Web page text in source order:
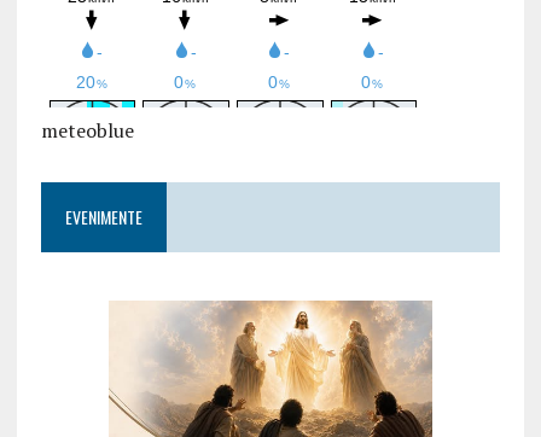
meteoblue
EVENIMENTE